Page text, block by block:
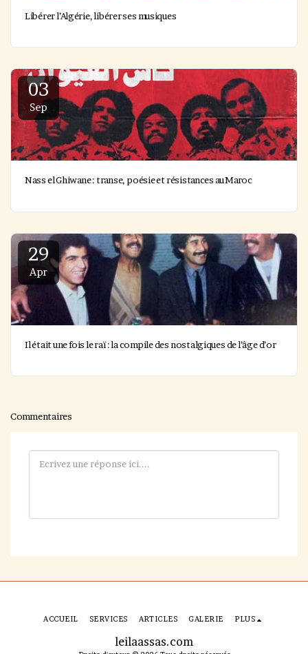
Libérer l’Algérie, libérer ses musiques
03
Sep
Nass el Ghiwane : transe, poésie et résistances au Maroc
29
Apr
Il était une fois le raï : la compile des nostalgiques de l’âge d’or
Commentaires
leilaassas.com
ACCUEIL SERVICES ARTICLES GALERIE PLUS